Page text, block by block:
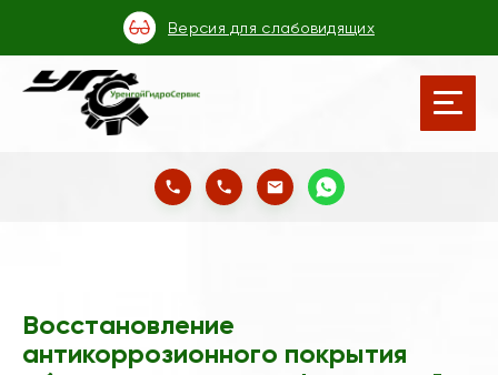
Версия для слабовидящих
Восстановление
антикоррозионного покрытия